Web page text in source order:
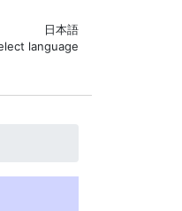
日本語
language